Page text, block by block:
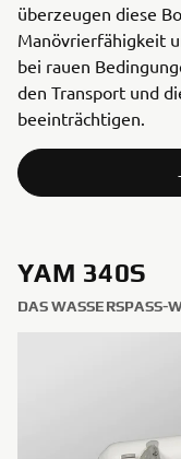
überzeugen diese
Manövrierfähigkeit
bei rauen
den Transport und
beeinträchtigen.
YAM 340S
DAS WASSERSPASS-